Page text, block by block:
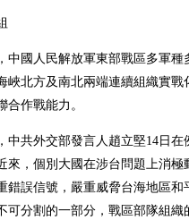
中國人民解放軍東部戰區多軍
峽北方及南北兩端連續組織實
合作戰能力。
中共外交部發言人趙立堅14日
來，個別大國在涉台問題上消極
錯誤信號，嚴重威脅台海地區
可分割的一部分，戰區部隊組